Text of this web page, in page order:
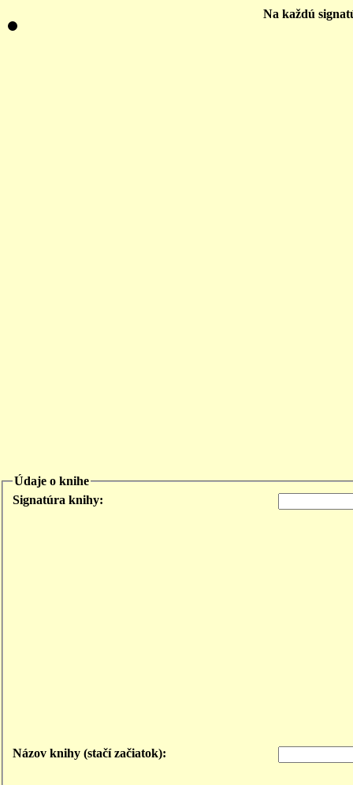
Na každú
Údaje o knihe
Signatúra knihy:
Názov knihy (stačí začiatok):